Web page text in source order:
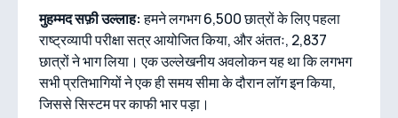
मुहम्मद सफ़ी उल्लाह:हमने लगभग 6,500 छात्रों के लिए पहला
राष्ट्रव्यापी परीक्षा सत्र आयोजित किया, और अंततः, 2,837
छात्रों ने भाग लिया। एक उल्लेखनीय अवलोकन यह था कि लगभग
सभी प्रतिभागियों ने एक ही समय सीमा के दौरान लॉग इन किया,
जिससे सिस्टम पर काफी भार पड़ा।